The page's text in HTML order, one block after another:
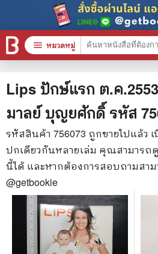
Lips ปักษ์แรก ต.ค
มาลย์ บุญยศักดิ์ รหัส
รหัสสินค้า 756073 ถูกขายไปแล้ว
ปกเดียวกันหลายเล่ม คุณสามารถ
นี้ได้ และหากต้องการสอบถามสาม
@getbookie
menu หมวดหมู่
หมวดหมู่
หนังสือทั้งหมด
stars สินค้าใช้เฉพาะแต้มเท่านั้น
📚 หนังสือทั่วไป
🦄 วรรณกรรม นิยาย เรื่องสั้น
🎓 การศึกษา
😼 หนังสือการ์ตูน